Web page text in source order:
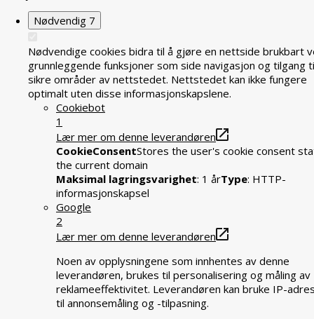
Nødvendig 7
Nødvendige cookies bidra til å gjøre en nettside brukbart
grunnleggende funksjoner som side navigasjon og tilgang
sikre områder av nettstedet. Nettstedet kan ikke fungere
optimalt uten disse informasjonskapslene.
Cookiebot
1
Lær mer om denne leverandøren
CookieConsentStores the user's cookie consent
the current domain
Maksimal lagringsvarighet: 1 årType: HTTP-
informasjonskapsel
Google
2
Lær mer om denne leverandøren
Noen av opplysningene som innhentes av denne
leverandøren, brukes til personalisering og måling av
reklameeffektivitet. Leverandøren kan bruke IP-
til annonsemåling og -tilpasning.